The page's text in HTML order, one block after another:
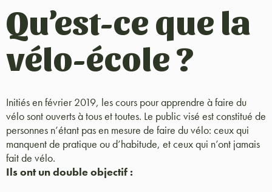
Qu’est-ce que la
vélo-école ?
Initiés en février 2019, les cours pour apprendre à faire du
vélo sont ouverts à tous et toutes. Le public visé est constitué de
personnes n’étant pas en mesure de faire du vélo: ceux qui
manquent de pratique ou d’habitude, et ceux qui n’ont jamais
fait de vélo.
Ils ont un double objectif :